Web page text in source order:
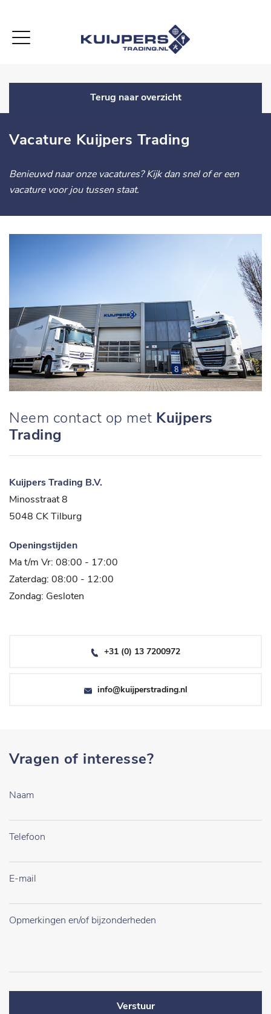
Terug naar overzicht
Vacature Kuijpers Trading
Benieuwd naaronze vacatures?Kijkdansnelofer een
vacature voor jou tussen staat.
Neem contact op met Kuijpers
Trading
Kuijpers Trading B.V.
Minosstraat 8
5048 CK Tilburg
Openingstijden
Ma t/m Vr: 08:00 - 17:00
Zaterdag: 08:00 - 12:00
Zondag: Gesloten
+31 (0) 13 7200972
info@kuijperstrading.nl
Vragen of interesse?
Verstuur